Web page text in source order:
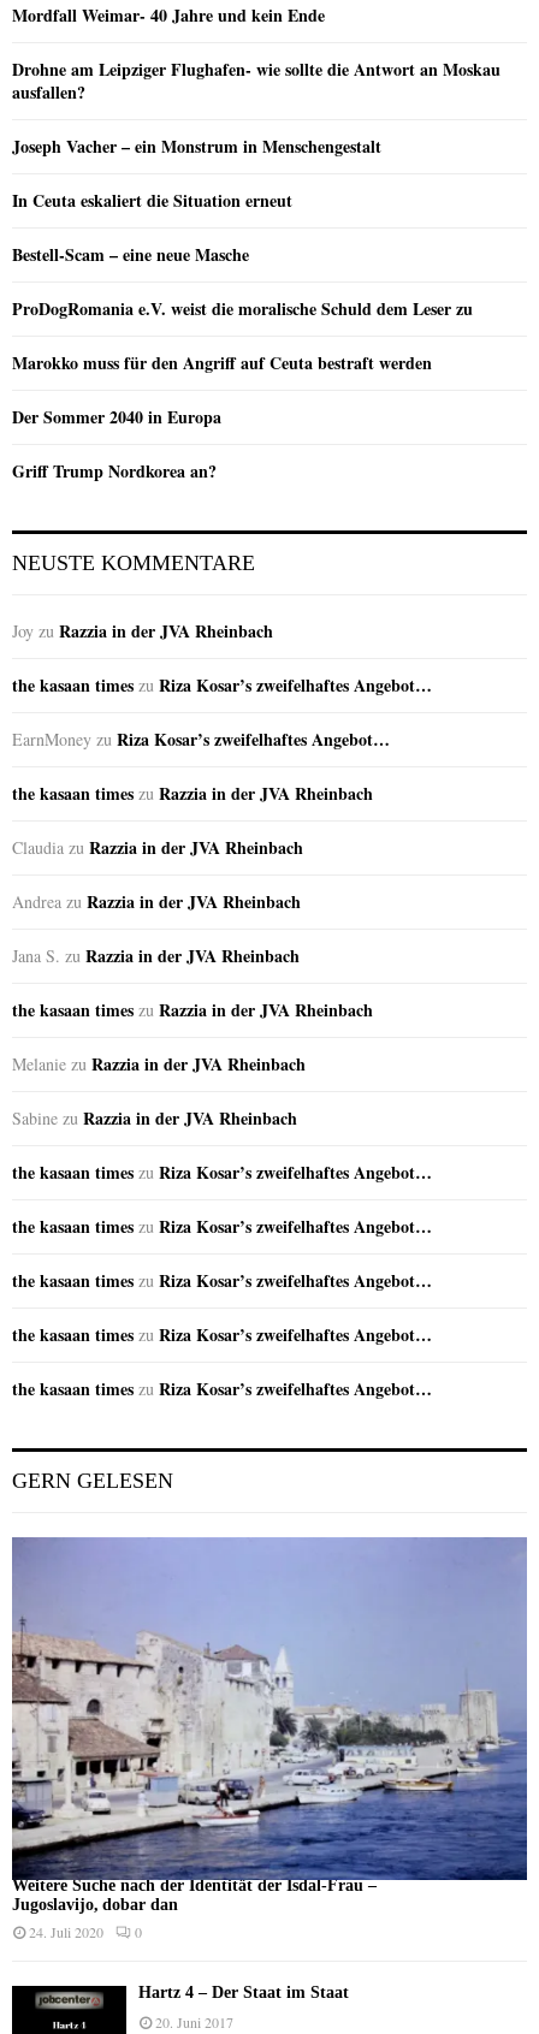
Mordfall Weimar- 40 Jahre und kein Ende
Drohne am Leipziger Flughafen- wie sollte die Antwort an Moskau
ausfallen?
Joseph Vacher – ein Monstrum in Menschengestalt
In Ceuta eskaliert die Situation erneut
Bestell-Scam – eine neue Masche
ProDogRomania e.V. weist die moralische Schuld dem Leser zu
Marokko muss für den Angriff auf Ceuta bestraft werden
Der Sommer 2040 in Europa
Griff Trump Nordkorea an?
NEUSTE KOMMENTARE
Joy zu Razzia in der JVA Rheinbach
the kasaan times zu Riza Kosar’s zweifelhaftes Angebot…
EarnMoney zu Riza Kosar’s zweifelhaftes Angebot…
the kasaan times zu Razzia in der JVA Rheinbach
Claudia zu Razzia in der JVA Rheinbach
Andrea zu Razzia in der JVA Rheinbach
Jana S. zu Razzia in der JVA Rheinbach
the kasaan times zu Razzia in der JVA Rheinbach
Melanie zu Razzia in der JVA Rheinbach
Sabine zu Razzia in der JVA Rheinbach
the kasaan times zu Riza Kosar’s zweifelhaftes Angebot…
the kasaan times zu Riza Kosar’s zweifelhaftes Angebot…
the kasaan times zu Riza Kosar’s zweifelhaftes Angebot…
the kasaan times zu Riza Kosar’s zweifelhaftes Angebot…
the kasaan times zu Riza Kosar’s zweifelhaftes Angebot…
GERN GELESEN
Weitere Suche nach der Identität der Isdal-Frau –
Jugoslavijo, dobar dan
24. Juli 2020 0
Hartz 4 – Der Staat im Staat
20. Juni 2017